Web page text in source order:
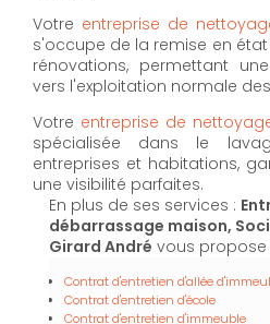
Votre entreprise de
s'occupe de la remise en
rénovations, permettant
vers l'exploitation normale des
Votre entreprise de
spécialisée dans le
entreprises et habitations,
une visibilité parfaites.
En plus de ses services :
débarrassage maison,
Girard André vous propose
Contrat d'entretien d'allée
Contrat d'entretien d'école
Contrat d'entretien d'immeuble